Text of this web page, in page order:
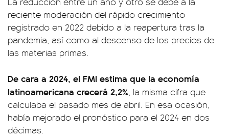
reciente moderación del rápido crecimiento
registrado en 2022 debido a la reapertura tras la
pandemia, así como al descenso de los precios de
las materias primas.
De cara a 2024, el FMI estima que la economía
latinoamericana crecerá 2,2%, la misma cifra que
calculaba el pasado mes de abril. En esa ocasión,
había mejorado el pronóstico para el 2024 en dos
décimas.